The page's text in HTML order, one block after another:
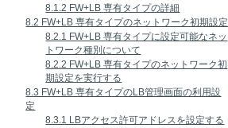
8.1.2 FW+LB 専有タイプの詳細
8.2 FW+LB 専有タイプのネットワーク初期設定
8.2.1 FW+LB 専有タイプに設定可能なネッ
トワーク種別について
8.2.2 FW+LB 専有タイプのネットワーク初
期設定を実行する
8.3 FW+LB 専有タイプのLB管理画面の利用設
定
8.3.1 LBアクセス許可アドレスを設定する